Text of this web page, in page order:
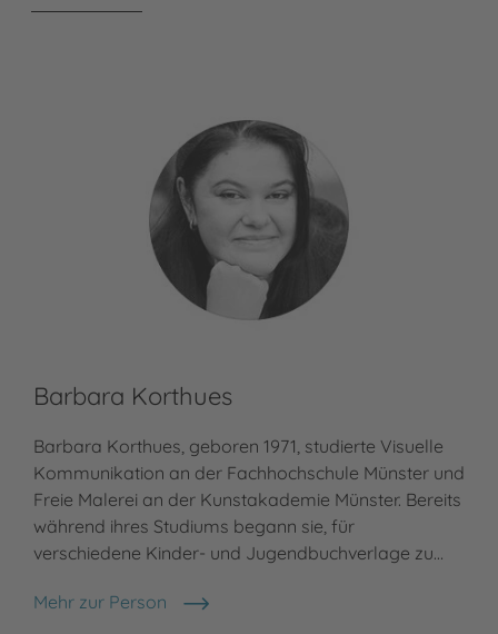
Barbara Korthues
Barbara Korthues, geboren 1971, studierte Visuelle
Kommunikation an der Fachhochschule Münster und
Freie Malerei an der Kunstakademie Münster. Bereits
während ihres Studiums begann sie, für
verschiedene Kinder- und Jugendbuchverlage zu…
Mehr zur Person
Barbara Korthues